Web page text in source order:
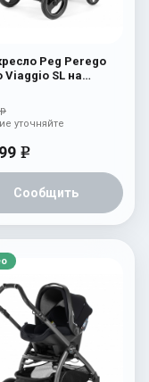
Peg Perego
Viaggio SL на
Luxe Opal
e
Сообщить
уточняйте